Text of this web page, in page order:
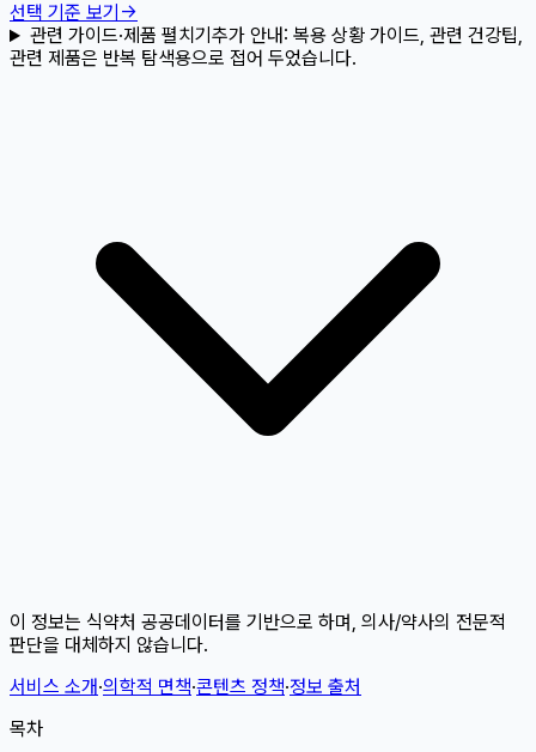
선택 기준 보기 →
관련 가이드·제품 펼치기추가 안내: 복용 상황 가이드, 관련 건강팁,
관련 제품은 반복 탐색용으로 접어 두었습니다.
이 정보는 식약처 공공데이터를 기반으로 하며, 의사/약사의 전문적
판단을 대체하지 않습니다.
서비스 소개·의학적 면책·콘텐츠 정책·정보 출처
목차